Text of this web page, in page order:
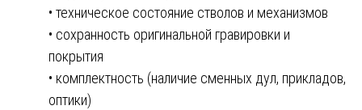
• техническое состояние стволов и механизмов
• сохранность оригинальной гравировки и
покрытия
• комплектность (наличие сменных дул, прикладов,
оптики)